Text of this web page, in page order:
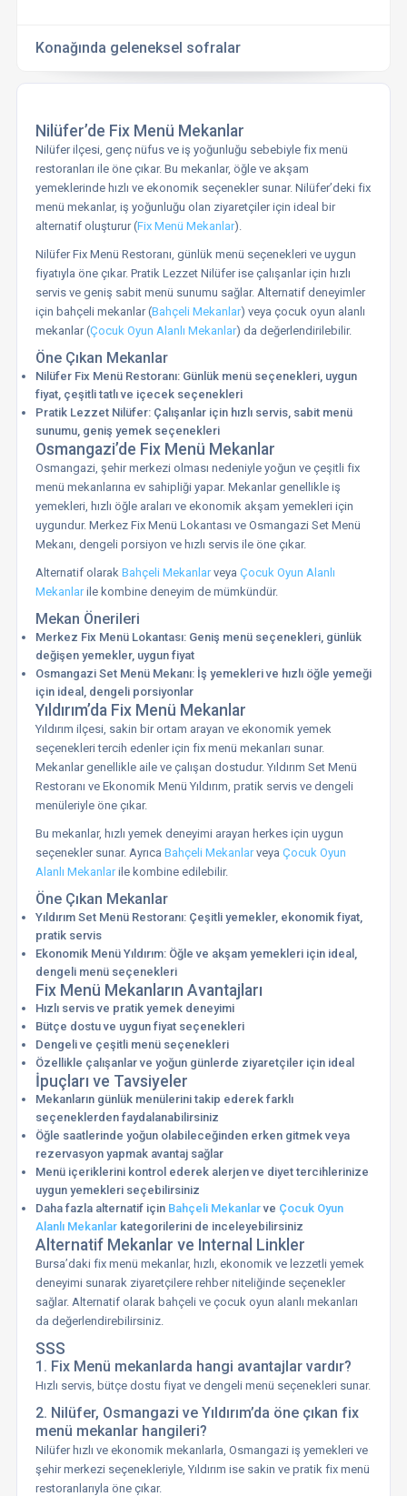
Konağında geleneksel sofralar
Nilüfer’de Fix Menü Mekanlar
Nilüfer ilçesi, genç nüfus ve iş yoğunluğu sebebiyle fix menü
restoranları ile öne çıkar. Bu mekanlar, öğle ve akşam
yemeklerinde hızlı ve ekonomik seçenekler sunar. Nilüfer’deki fix
menü mekanlar, iş yoğunluğu olan ziyaretçiler için ideal bir
alternatif oluşturur (Fix Menü Mekanlar).
Nilüfer Fix Menü Restoranı, günlük menü seçenekleri ve uygun
fiyatıyla öne çıkar. Pratik Lezzet Nilüfer ise çalışanlar için hızlı
servis ve geniş sabit menü sunumu sağlar. Alternatif deneyimler
için bahçeli mekanlar (Bahçeli Mekanlar) veya çocuk oyun alanlı
mekanlar (Çocuk Oyun Alanlı Mekanlar) da değerlendirilebilir.
Öne Çıkan Mekanlar
Nilüfer Fix Menü Restoranı: Günlük menü seçenekleri, uygun
fiyat, çeşitli tatlı ve içecek seçenekleri
Pratik Lezzet Nilüfer: Çalışanlar için hızlı servis, sabit menü
sunumu, geniş yemek seçenekleri
Osmangazi’de Fix Menü Mekanlar
Osmangazi, şehir merkezi olması nedeniyle yoğun ve çeşitli fix
menü mekanlarına ev sahipliği yapar. Mekanlar genellikle iş
yemekleri, hızlı öğle araları ve ekonomik akşam yemekleri için
uygundur. Merkez Fix Menü Lokantası ve Osmangazi Set Menü
Mekanı, dengeli porsiyon ve hızlı servis ile öne çıkar.
Alternatif olarak Bahçeli Mekanlarveya Çocuk Oyun Alanlı
Mekanlarile kombine deneyim de mümkündür.
Mekan Önerileri
Merkez Fix Menü Lokantası: Geniş menü seçenekleri, günlük
değişen yemekler, uygun fiyat
Osmangazi Set Menü Mekanı: İş yemekleri ve hızlı öğle yemeği
için ideal, dengeli porsiyonlar
Yıldırım’da Fix Menü Mekanlar
Yıldırım ilçesi, sakin bir ortam arayan ve ekonomik yemek
seçenekleri tercih edenler için fix menü mekanları sunar.
Mekanlar genellikle aile ve çalışan dostudur. Yıldırım Set Menü
Restoranı ve Ekonomik Menü Yıldırım, pratik servis ve dengeli
menüleriyle öne çıkar.
Bu mekanlar, hızlı yemek deneyimi arayan herkes için uygun
seçenekler sunar. Ayrıca Bahçeli Mekanlarveya Çocuk Oyun
Alanlı Mekanlarile kombine edilebilir.
Öne Çıkan Mekanlar
Yıldırım Set Menü Restoranı: Çeşitli yemekler, ekonomik fiyat,
pratik servis
Ekonomik Menü Yıldırım: Öğle ve akşam yemekleri için ideal,
dengeli menü seçenekleri
Fix Menü Mekanların Avantajları
Hızlı servis ve pratik yemek deneyimi
Bütçe dostu ve uygun fiyat seçenekleri
Dengeli ve çeşitli menü seçenekleri
Özellikle çalışanlar ve yoğun günlerde ziyaretçiler için ideal
İpuçları ve Tavsiyeler
Mekanların günlük menülerini takip ederek farklı
seçeneklerden faydalanabilirsiniz
Öğle saatlerinde yoğun olabileceğinden erken gitmek veya
rezervasyon yapmak avantaj sağlar
Menü içeriklerini kontrol ederek alerjen ve diyet tercihlerinize
uygun yemekleri seçebilirsiniz
Daha fazla alternatif için Bahçeli Mekanlarve Çocuk Oyun
Alanlı Mekanlarkategorilerini de inceleyebilirsiniz
Alternatif Mekanlar ve Internal Linkler
Bursa’daki fix menü mekanlar, hızlı, ekonomik ve lezzetli yemek
deneyimi sunarak ziyaretçilere rehber niteliğinde seçenekler
sağlar. Alternatif olarak bahçeli ve çocuk oyun alanlı mekanları
da değerlendirebilirsiniz.
SSS
1. Fix Menü mekanlarda hangi avantajlar vardır?
Hızlı servis, bütçe dostu fiyat ve dengeli menü seçenekleri sunar.
2. Nilüfer, Osmangazi ve Yıldırım’da öne çıkan fix
menü mekanlar hangileri?
Nilüfer hızlı ve ekonomik mekanlarla, Osmangazi iş yemekleri ve
şehir merkezi seçenekleriyle, Yıldırım ise sakin ve pratik fix menü
restoranlarıyla öne çıkar.